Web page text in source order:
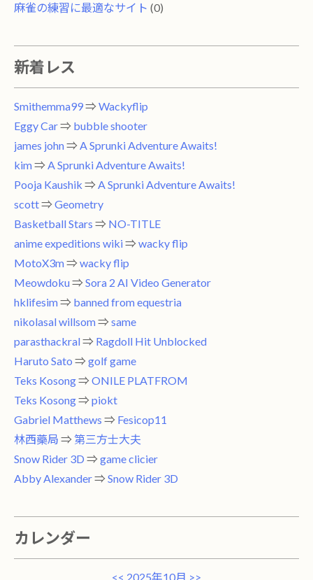
麻雀の練習に最適なサイト (0)
新着レス
Smithemma99⇒ Wackyflip
Eggy Car⇒ bubble shooter
james john⇒ A Sprunki Adventure Awaits!
kim⇒ A Sprunki Adventure Awaits!
Pooja Kaushik ⇒ A Sprunki Adventure Awaits!
scott⇒ Geometry
Basketball Stars ⇒ NO-TITLE
anime expeditions wiki⇒ wacky flip
MotoX3m⇒ wacky flip
Meowdoku⇒ Sora 2 AI Video Generator
hklifesim⇒ banned from equestria
nikolasal willsom⇒ same
parasthackral⇒ Ragdoll Hit Unblocked
Haruto Sato ⇒ golf game
Teks Kosong⇒ ONILE PLATFROM
Teks Kosong⇒ piokt
Gabriel Matthews ⇒ Fesicop11
林西藥局 ⇒ 第三方士大夫
Snow Rider 3D ⇒ game clicier
Abby Alexander⇒ Snow Rider 3D
カレンダー
<< 2025年10月 >>